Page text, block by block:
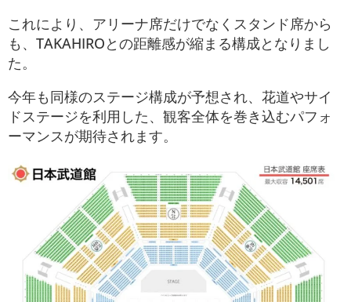
これにより、アリーナ席だけでなくスタンド席から
も、TAKAHIROとの距離感が縮まる構成となりまし
た。
今年も同様のステージ構成が予想され、花道やサイ
ドステージを利用した、観客全体を巻き込むパフォ
ーマンスが期待されます​。